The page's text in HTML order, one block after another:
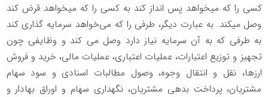
کسی را که میخواهد پس انداز کند به کسی را که میخواهد قرض کند
وصل میکند. به عبارت دیگر، طرفی را که می‌خواهد سرمایه‌ گذاری کند
به طرفی که به آن سرمایه نیاز دارد وصل می کند و وظایفی چون
تجهیز و توزیع اعتبارات، عملیات اعتباری، عملیات مالی، خرید و فروش
ارزها، نقل و انتقال وجوه، وصول مطالبات اسنادی و سود سهام
مشتریان، پرداخت بدهی مشتریان، نگهداری سهام و اوراق بهادار و